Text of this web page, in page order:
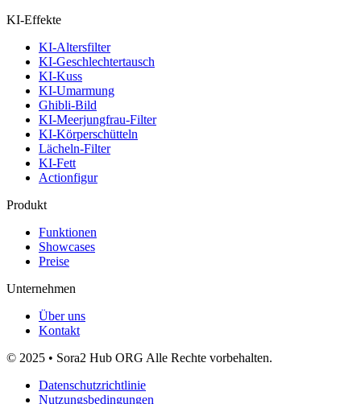
KI-Effekte
KI-Altersfilter
KI-Geschlechtertausch
KI-Kuss
KI-Umarmung
Ghibli-Bild
KI-Meerjungfrau-Filter
KI-Körperschütteln
Lächeln-Filter
KI-Fett
Actionfigur
Produkt
Funktionen
Showcases
Preise
Unternehmen
Über uns
Kontakt
© 2025 • Sora2 Hub ORG Alle Rechte vorbehalten.
Datenschutzrichtlinie
Nutzungsbedingungen